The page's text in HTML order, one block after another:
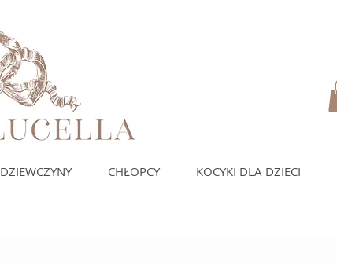
DZIEWCZYNY CHŁOPCY KOCYKI DLA DZIECI